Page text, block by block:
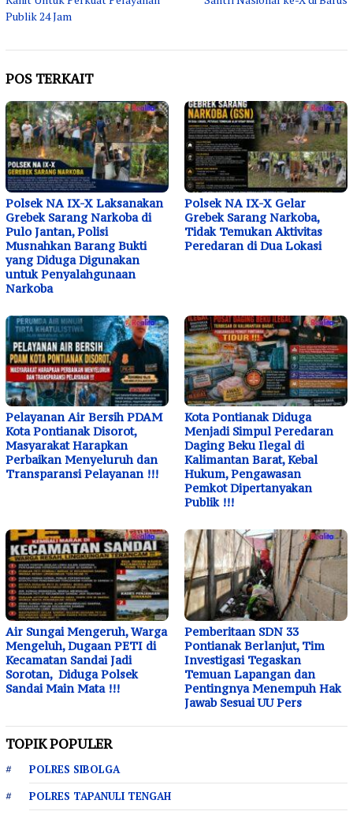
Publik 24 Jam
POS TERKAIT
Polsek NA IX-X Laksanakan
Grebek Sarang Narkoba di
Pulo Jantan, Polisi
Musnahkan Barang Bukti
yang Diduga Digunakan
untuk Penyalahgunaan
Narkoba
Polsek NA IX-X Gelar
Grebek Sarang Narkoba,
Tidak Temukan Aktivitas
Peredaran di Dua Lokasi
Pelayanan Air Bersih PDAM
Kota Pontianak Disorot,
Masyarakat Harapkan
Perbaikan Menyeluruh dan
Transparansi Pelayanan !!!
Kota Pontianak Diduga
Menjadi Simpul Peredaran
Daging Beku Ilegal di
Kalimantan Barat, Kebal
Hukum, Pengawasan
Pemkot Dipertanyakan
Publik !!!
Air Sungai Mengeruh, Warga
Mengeluh, Dugaan PETI di
Kecamatan Sandai Jadi
Sorotan, Diduga Polsek
Sandai Main Mata !!!
Pemberitaan SDN 33
Pontianak Berlanjut, Tim
Investigasi Tegaskan
Temuan Lapangan dan
Pentingnya Menempuh Hak
Jawab Sesuai UU Pers
TOPIK POPULER
POLRES SIBOLGA
POLRES TAPANULI TENGAH